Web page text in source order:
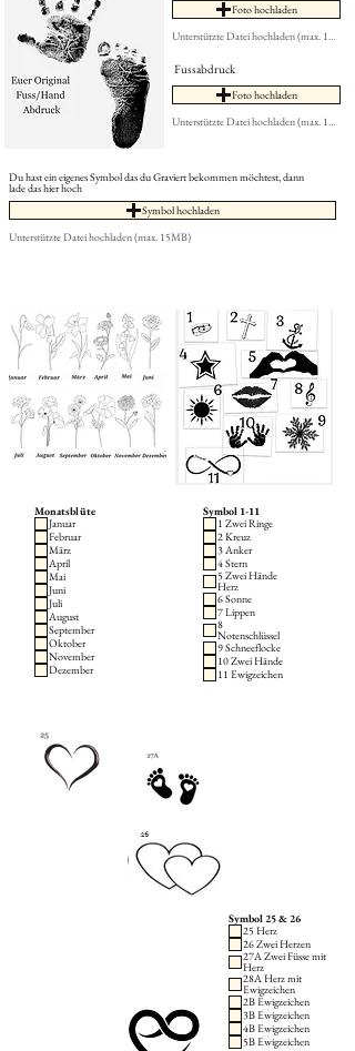
Foto hochladen
Unterstützte Datei hochladen (max. 15MB)
Fussabdruck
Foto hochladen
Unterstützte Datei hochladen (max. 15MB)
Du hast ein eigenes Symbol das du Graviert bekommen möchtest, dann
lade das hier hoch
Symbol hochladen
Unterstützte Datei hochladen (max. 15MB)
Monatsblüte
Januar
Februar
März
April
Mai
Juni
Juli
August
September
Oktober
November
Dezember
Symbol 1-11
1 Zwei Ringe
2 Kreuz
3 Anker
4 Stern
5 Zwei Hände
Herz
6 Sonne
7 Lippen
8
Notenschlüssel
9 Schneeflocke
10 Zwei Hände
11 Ewigzeichen
Symbol 25 & 26
25 Herz
26 Zwei Herzen
27A Zwei Füsse mit
Herz
28A Herz mit
Ewigzeichen
2B Ewigzeichen
3B Ewigzeichen
4B Ewigzeichen
5B Ewigzeichen